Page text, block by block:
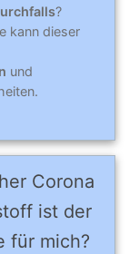
?
kann dieser
und
Corona
ist der
für mich?